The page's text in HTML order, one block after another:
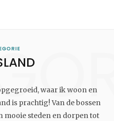
waar ik woon en
is prachtig! Van de bossen
mooie steden en dorpen tot